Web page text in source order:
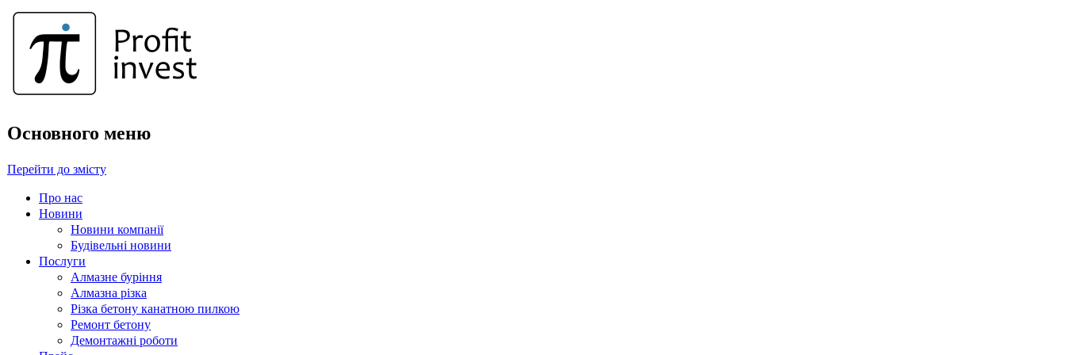
Основного меню
Перейти до змісту
Про нас
Новини
Новини компанії
Будівельні новини
Послуги
Алмазне буріння
Алмазна різка
Різка бетону канатною пилкою
Ремонт бетону
Демонтажні роботи